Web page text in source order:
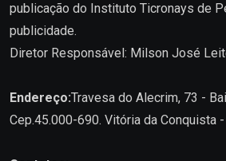
publicação do Instituto Ticronays de
publicidade.
Diretor Responsável: Milson José
Endereço:Travesa do Alecrim, 73 -
Cep.45.000-690. Vitória da Conquista